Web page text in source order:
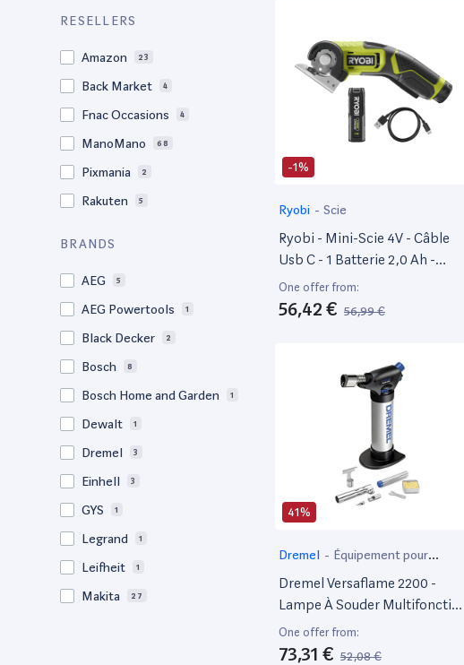
RESELLERS
Amazon 23
Back Market 4
Fnac Occasions 4
ManoMano 68
Pixmania 2
Rakuten 5
BRANDS
AEG 5
AEG Powertools 1
Black Decker 2
Bosch 8
Bosch Home and Garden 1
Dewalt 1
Dremel 3
Einhell 3
GYS 1
Legrand 1
Leifheit 1
Makita 27
-1%
Ryobi - Scie
Ryobi - Mini-Scie 4V - Câble
Usb C - 1 Batterie 2,0 Ah -
Livrée Avec 1 Lame 38 Mm -
Rct4-120G
One offer from:
56,42 € 56,99 €
41%
Dremel - Équipement pour
soudage
Dremel Versaflame 2200 -
Lampe À Souder Multifonction
Sans-Fil Au Butane Avec 4
Accessoires Pour Soudage,
One offer from:
73,31 € 52,08 €